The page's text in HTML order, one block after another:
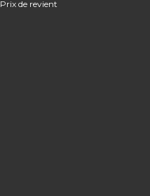
Prix de revient